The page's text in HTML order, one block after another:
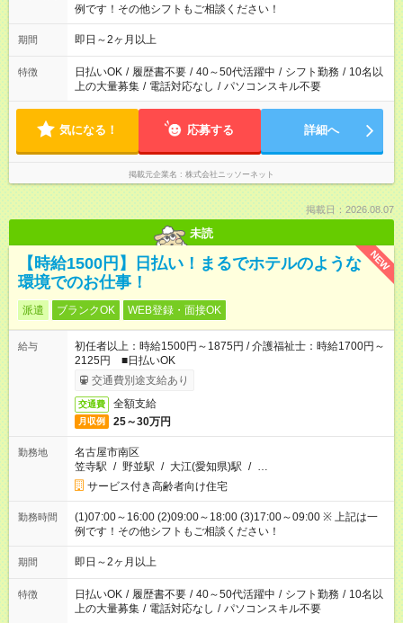
例です！その他シフトもご相談ください！
期間 即日～2ヶ月以上
特徴 日払いOK / 履歴書不要 / 40～50代活躍中 / シフト勤務 / 10名以
上の大量募集 / 電話対応なし / パソコンスキル不要
気になる！ 応募する 詳細へ
掲載元企業名 株式会社ニッソーネット
掲載日：2026.08.07
未読
NEW
【時給1500円】日払い！まるでホテルのような
環境でのお仕事！
派遣 ブランクOK WEB登録・面接OK
給与
初任者以上：時給1500円～1875円 / 介護福祉士：時給1700円～
2125円 ■日払いOK
交通費別途支給あり
交通費 全額支給
月収例 25～30万円
勤務地
名古屋市南区
笠寺駅 / 野並駅 / 大江(愛知県)駅 / …
サービス付き高齢者向け住宅
勤務時間
(1)07:00～16:00 (2)09:00～18:00 (3)17:00～09:00 ※ 上記は一
例です！その他シフトもご相談ください！
期間 即日～2ヶ月以上
特徴 日払いOK / 履歴書不要 / 40～50代活躍中 / シフト勤務 / 10名以
上の大量募集 / 電話対応なし / パソコンスキル不要